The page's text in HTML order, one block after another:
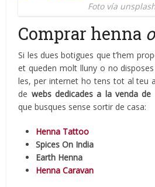
Foto vía
Comprar henna
Si les dues botigues que t’hem
et queden molt lluny o no
les, per internet ho tens tot al teu
de webs dedicades a la venda
que busques sense sortir de casa:
Henna Tattoo
Spices On India
Earth Henna
Henna Caravan